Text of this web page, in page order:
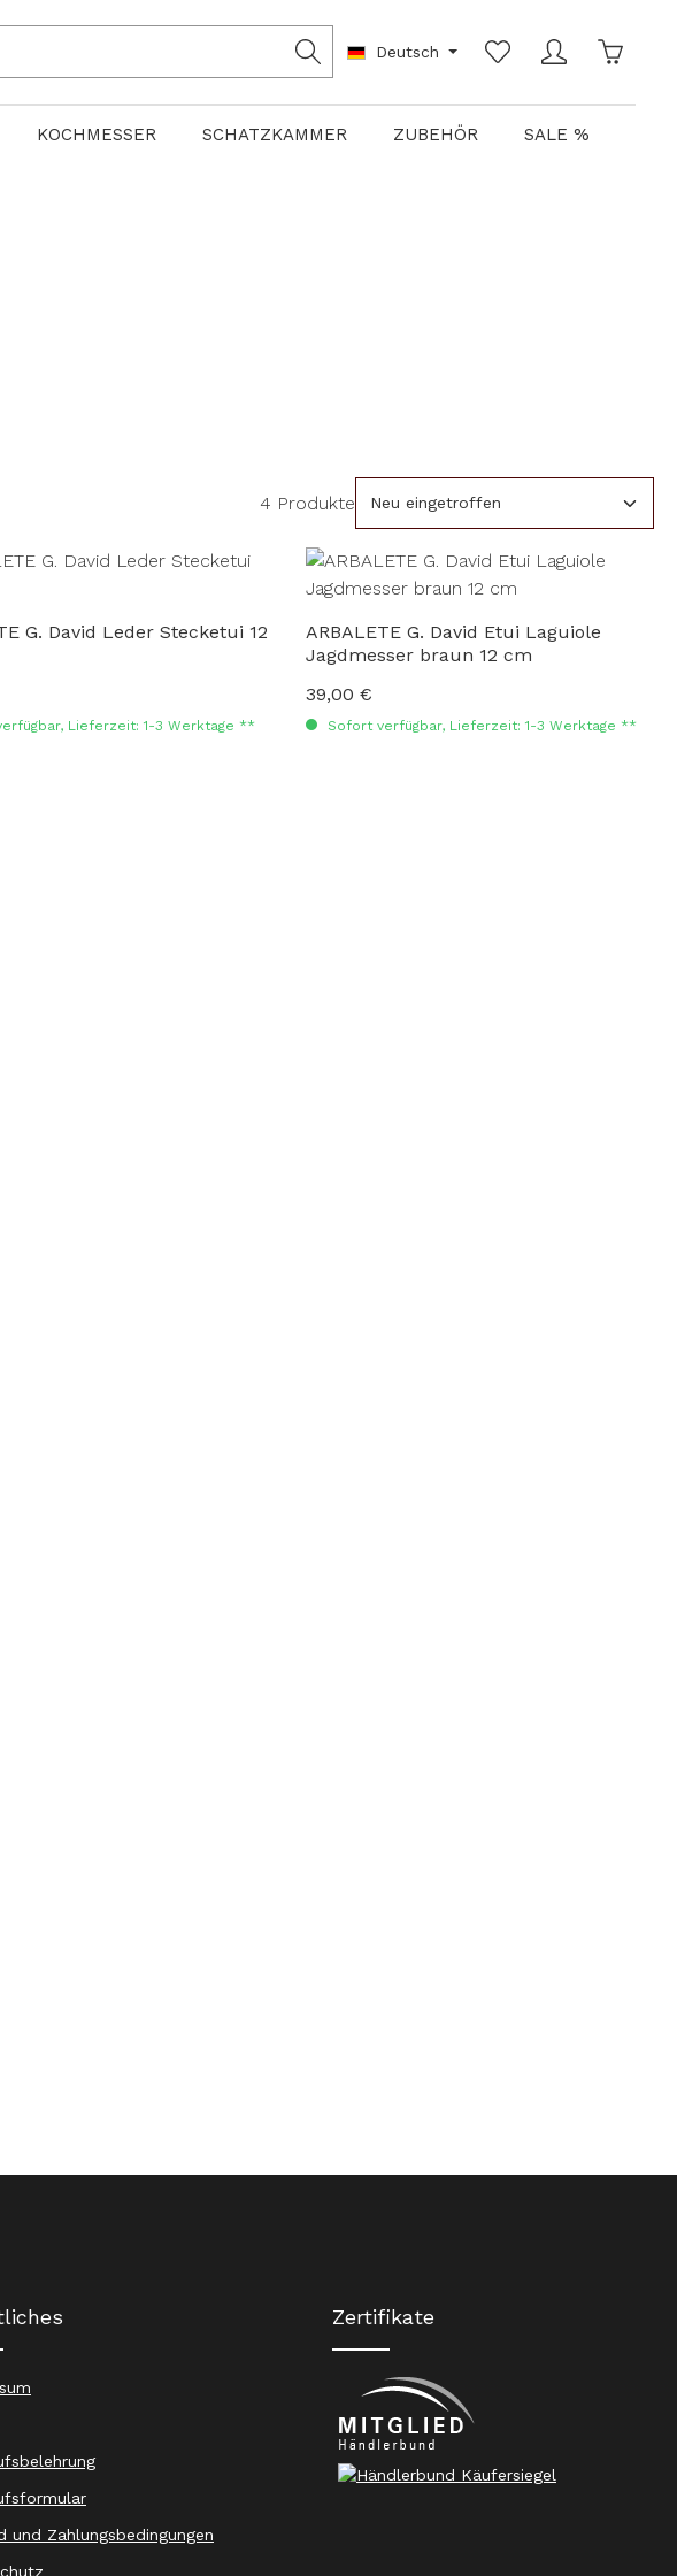
Deutsch
KOCHMESSER SCHATZKAMMER ZUBEHÖR SALE %
4 Produkte
G. David Leder Stecketui 12
Lieferzeit: 1-3 Werktage **
ARBALETE G. David Etui Laguiole
Jagdmesser braun 12 cm
Regulärer Preis:
39,00 €
Sofort verfügbar, Lieferzeit: 1-3 Werktage **
und Zahlungsbedingungen
Zertifikate